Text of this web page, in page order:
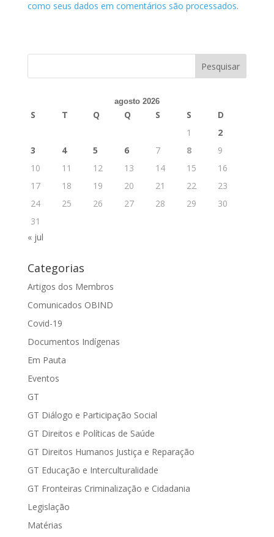
como seus dados em comentários são processados.
agosto 2026
S T Q Q S S
D
1
2
3
4 5 6 7 8
9
10
11 12 13 14 15
16
17
18 19 20 21 22
23
24
25 26 27 28 29
30
31
« jul
Categorias
Artigos dos Membros
Comunicados OBIND
Covid-19
Documentos Indígenas
Em Pauta
Eventos
GT
GT Diálogo e Participação Social
GT Direitos e Políticas de Saúde
GT Direitos Humanos Justiça e Reparação
GT Educação e Interculturalidade
GT Fronteiras Criminalização e Cidadania
Legislação
Matérias